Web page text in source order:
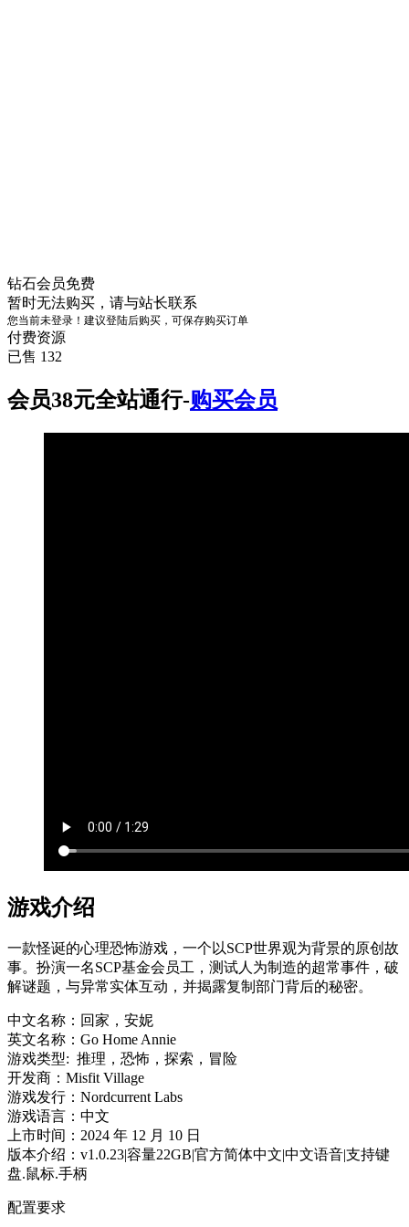
钻石会员免费
暂时无法购买，请与站长联系
您当前未登录！建议登陆后购买，可保存购买订单
付费资源
已售 132
会员38元全站通行-购买会员
游戏介绍
一款怪诞的心理恐怖游戏，一个以SCP世界观为背景的原创故
事。扮演一名SCP基金会员工，测试人为制造的超常事件，破
解谜题，与异常实体互动，并揭露复制部门背后的秘密。
中文名称：回家，安妮
英文名称：Go Home Annie
游戏类型: 推理，恐怖，探索，冒险
开发商：Misfit Village
游戏发行：Nordcurrent Labs
游戏语言：中文
上市时间：2024 年 12 月 10 日
版本介绍：v1.0.23|容量22GB|官方简体中文|中文语音|支持键
盘.鼠标.手柄
配置要求